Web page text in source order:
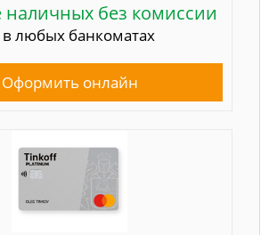
наличных без комиссии
в любых банкоматах
Оформить онлайн